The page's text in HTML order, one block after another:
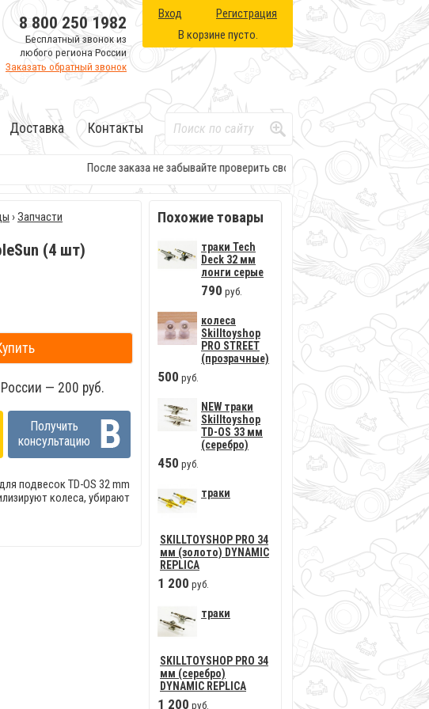
Вход
Регистрация
В корзине пусто.
8 800 250 1982
Бесплатный звонок из
любого региона России
Заказать обратный звонок
Доставка Контакты
После заказа не забывайте проверить свою электронную почту. Там
Похожие товары
траки Tech
Deck 32 мм
лонги серые
790 руб.
колеса
Skilltoyshop
PRO STREET
(прозрачные)
500 руб.
NEW траки
Skilltoyshop
TD-OS 33 мм
(серебро)
450 руб.
траки
SKILLTOYSHOP PRO 34
мм (золото) DYNAMIC
REPLICA
1 200 руб.
траки
SKILLTOYSHOP PRO 34
мм (серебро)
DYNAMIC REPLICA
1 200 руб.
›Запчасти
(4 шт)
— 200 руб.
Получить
консультацию
подвесок TD-OS 32 mm
колеса, убирают